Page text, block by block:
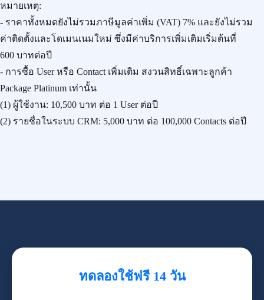
หมายเหตุ:
- ราคาทั้งหมดยังไม่รวมภาษีมูลค่าเพิ่ม (VAT) 7% และยังไม่รวม
ค่าติดตั้งและโดเมนเนมใหม่ ซึ่งมีค่าบริการเพิ่มเติมเริ่มต้นที่
600 บาทต่อปี
- การซื้อ User หรือ Contact เพิ่มเติม สงวนสิทธิ์เฉพาะลูกค้า
Package Platinum เท่านั้น
(1) ผู้ใช้งาน: 10,500 บาท ต่อ 1 User ต่อปี
(2) รายชื่อในระบบ CRM: 5,000 บาท ต่อ 100,000 Contacts ต่อปี
ทดลองใช้ฟรี 14 วัน